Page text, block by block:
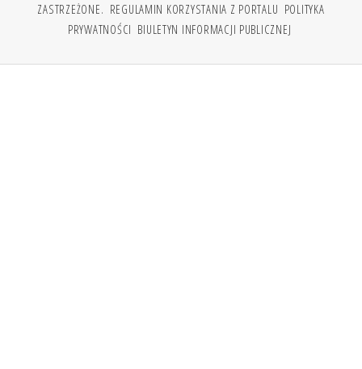
ZASTRZEŻONE. REGULAMIN KORZYSTANIA Z PORTALU POLITYKA
PRYWATNOŚCI BIULETYN INFORMACJI PUBLICZNEJ